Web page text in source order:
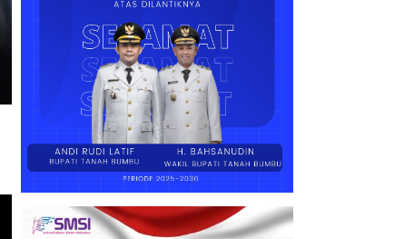
Program Bedah Rumah
Hadirkan Harapan Baru
Program Bedah Rumah Bupati Andi Rudi Latif